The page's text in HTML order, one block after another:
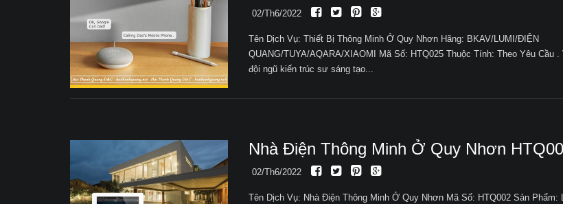
02/Th6/2022
Tên Dịch Vụ: Thiết Bị Thông Minh Ở Quy Nhơn Hãng: BKAV/LUMI/ĐIỆN
QUANG/TUYA/AQARA/XIAOMI Mã Số: HTQ025 Thuộc Tính: Theo Yêu Cầu .
đội ngũ kiến trúc sư sáng tạo...
Nhà Điện Thông Minh Ở Quy Nhơn
02/Th6/2022
Tên Dịch Vụ: Nhà Điện Thông Minh Ở Quy Nhơn Mã Số: HTQ002 Sản Phẩm: